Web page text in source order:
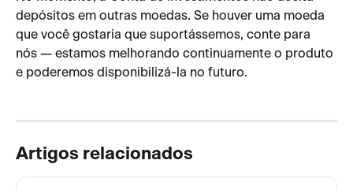
depósitos em outras moedas. Se houver uma moeda
que você gostaria que suportássemos, conte para
nós — estamos melhorando continuamente o produto
e poderemos disponibilizá-la no futuro.
Artigos relacionados